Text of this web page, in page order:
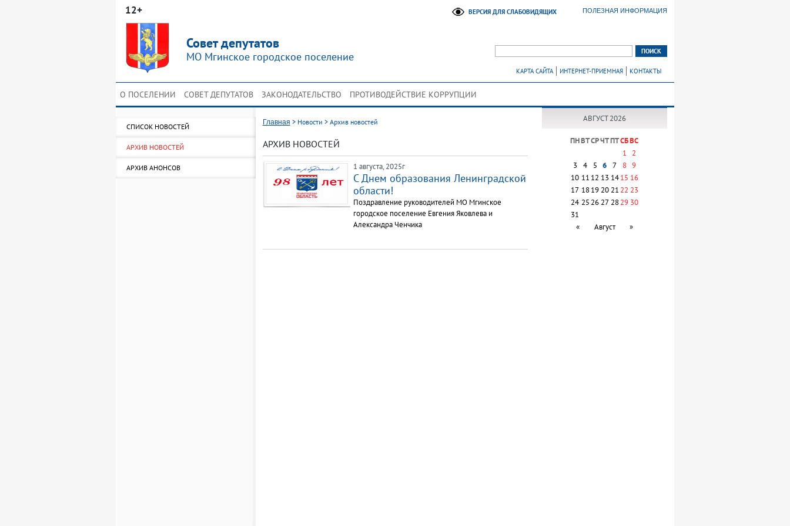
12+
Совет депутатов
МО Мгинское городское поселение
КАРТА САЙТА ИНТЕРНЕТ-ПРИЕМНАЯ КОНТАКТЫ
ВЕРСИЯ ДЛЯ СЛАБОВИДЯЩИХ ПОЛЕЗНАЯ ИНФОРМАЦИЯ
О ПОСЕЛЕНИИ СОВЕТ ДЕПУТАТОВ ЗАКОНОДАТЕЛЬСТВО ПРОТИВОДЕЙСТВИЕ КОРРУПЦИИ
СПИСОК НОВОСТЕЙ
АРХИВ НОВОСТЕЙ
АРХИВ АНОНСОВ
Главная > Новости > Архив новостей
АРХИВ НОВОСТЕЙ
1 августа, 2025г
С Днем образования Ленинградской
области!
Поздравление руководителей МО Мгинское
городское поселение Евгения Яковлева и
Александра Ченчика
АВГУСТ 2026
ПНВТСРЧТПТСБВС
1
2
3
4 5 6 7 8 9
10 11 12 13 1415 16
17 18192021 22 23
24 2526272829 30
31
«
Август »